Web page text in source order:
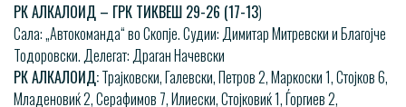
РК АЛКАЛОИД – ГРК ТИКВЕШ 29-26 (17-13)
Сала: „Автокоманда“ во Скопје. Судии: Димитар Митревски и Благојче
Тодоровски. Делегат: Драган Начевски
РК АЛКАЛОИД:Трајковски, Галевски, Петров 2, Маркоски 1, Стојков 6,
Младеновиќ 2, Серафимов 7, Илиески, Стојковиќ 1, Ѓоргиев 2,